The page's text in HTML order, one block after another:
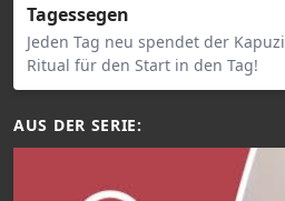
Tagessegen
Jeden Tag neu spendet der
Ritual für den Start in den Tag!
AUS DER SERIE: